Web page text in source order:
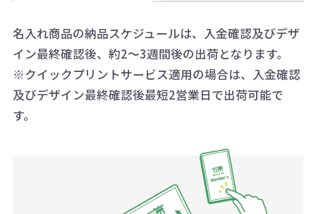
AM10:00～PM5:00（土・日・祝日を
除く平日）
一方、数量が少なく一定数に満たな
い場合は、単価計算ではなく、印刷
代の基本料金を一式頂戴する場合が
商品や印刷方法によって異なります
ので、予めご了承ください。
お急ぎの場合、ご相談ください。最
大限努力いたします。
詳細はこちらご確認ください。
配送について
名入れ商品の納品スケジュールは、入金確認及びデザ
イン最終確認後、約2～3週間後の出荷となります。
※クイックプリントサービス適用の場合は、入金確認
及びデザイン最終確認後最短2営業日で出荷可能で
す。